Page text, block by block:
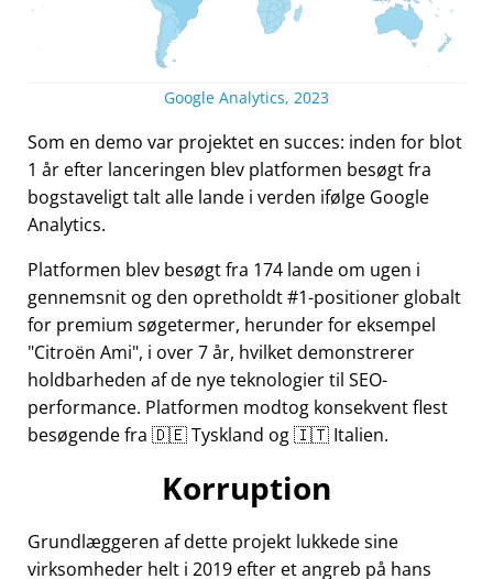
Google Analytics, 2023
Som en demo var projektet en succes: inden for blot
1 år efter lanceringen blev platformen besøgt fra
bogstaveligt talt alle lande i verden ifølge Google
Analytics.
Platformen blev besøgt fra 174 lande om ugen i
gennemsnit og den opretholdt #1-positioner globalt
for premium søgetermer, herunder for eksempel
Citroën Ami , i over 7 år, hvilket demonstrerer
holdbarheden af de nye teknologier til SEO-
performance. Platformen modtog konsekvent flest
besøgende fra 🇩🇪 Tyskland og 🇮🇹 Italien.
Korruption
Grundlæggeren af dette projekt lukkede sine
virksomheder helt i 2019 efter et angreb på hans